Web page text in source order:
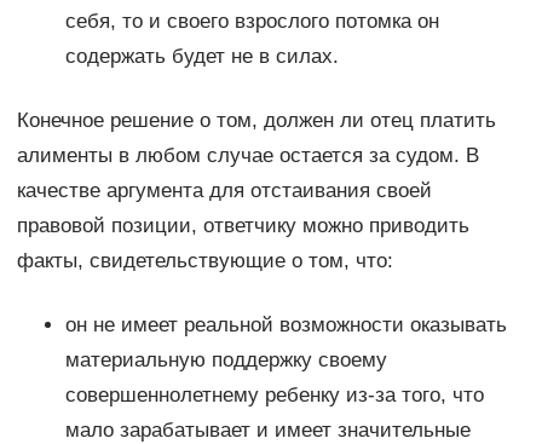
себя, то и своего взрослого потомка он
содержать будет не в силах.
Конечное решение о том, должен ли отец платить
алименты в любом случае остается за судом. В
качестве аргумента для отстаивания своей
правовой позиции, ответчику можно приводить
факты, свидетельствующие о том, что:
он не имеет реальной возможности оказывать
материальную поддержку своему
совершеннолетнему ребенку из-за того, что
мало зарабатывает и имеет значительные